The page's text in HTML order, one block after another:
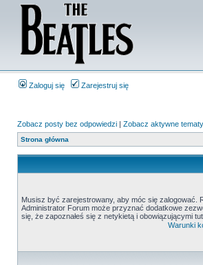
Zaloguj się Zarejestruj się
Zobacz posty bez odpowiedzi | Zobacz aktywne tematy
Strona główna
Musisz być zarejestrowany, aby móc się zalogować.
Administrator Forum może przyznać dodatkowe
się, że zapoznałeś się z netykietą i obowiązującymi
Warunki